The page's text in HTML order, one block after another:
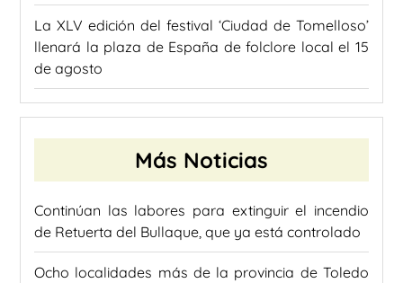
La XLV edición del festival ‘Ciudad de Tomelloso’
llenará la plaza de España de folclore local el 15
de agosto
Más Noticias
Continúan las labores para extinguir el incendio
de Retuerta del Bullaque, que ya está controlado
Ocho localidades más de la provincia de Toledo